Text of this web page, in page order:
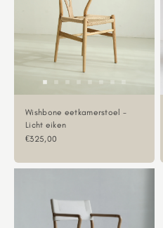
Wishbone eetkamerstoel -
Licht eiken
Aanbiedingsprijs
€325,00